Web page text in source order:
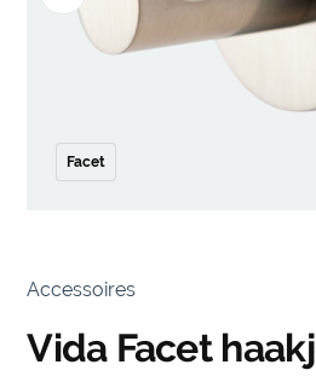
Facet
Accessoires
Vida Facet